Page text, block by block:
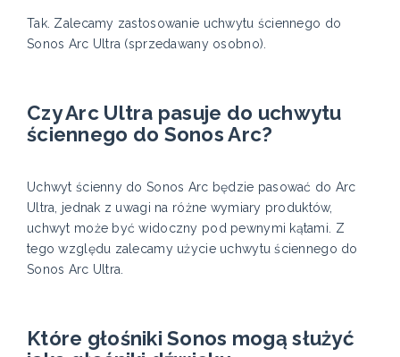
Tak. Zalecamy zastosowanie uchwytu ściennego do
Sonos Arc Ultra (sprzedawany osobno).
Czy Arc Ultra pasuje do uchwytu
ściennego do Sonos Arc?
Uchwyt ścienny do Sonos Arc będzie pasować do Arc
Ultra, jednak z uwagi na różne wymiary produktów,
uchwyt może być widoczny pod pewnymi kątami. Z
tego względu zalecamy użycie uchwytu ściennego do
Sonos Arc Ultra.
Które głośniki Sonos mogą służyć